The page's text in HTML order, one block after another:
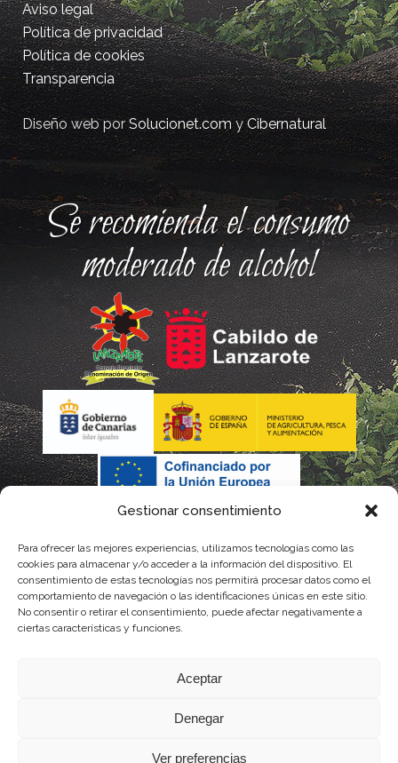
Gestionar consentimiento
Para ofrecer las mejores experiencias, utilizamos tecnologías como las
cookies para almacenar y/o acceder a la información del dispositivo. El
consentimiento de estas tecnologías nos permitirá procesar datos como el
comportamiento de navegación o las identificaciones únicas en este sitio.
No consentir o retirar el consentimiento, puede afectar negativamente a
ciertas características y funciones.
Aceptar
Denegar
Ver preferencias
Aviso legal
Política de privacidad
Política de cookies
Transparencia
Diseño web porSolucionet.comyCibernatural
Se recomienda el consumo
moderado de alcohol
La gestión de la DOP Lanzarote realizada por este Consejo Regulador es financiada,
con fondos provenientes del presupuesto de gastos del Instituto Canario de
Calidad Agroalimentaria